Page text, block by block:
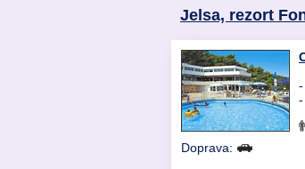
Jelsa, rezort
-
-
Doprava: